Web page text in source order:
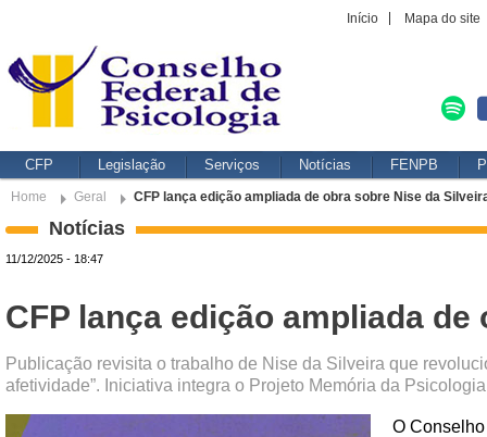
Início Mapa do site
CFP Legislação Serviços Notícias FENPB
Home Geral CFP lança edição ampliada de obra sobre Nise da
Notícias
11/12/2025 - 18:47
CFP lança edição ampliada
Publicação revisita o trabalho de Nise da Silveira que
afetividade”. Iniciativa integra o Projeto Memória da
O